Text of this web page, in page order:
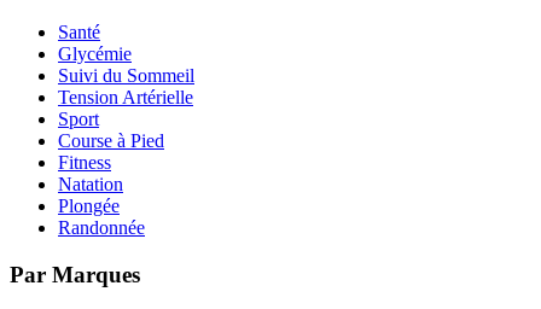
Santé
Glycémie
Suivi du Sommeil
Tension Artérielle
Sport
Course à Pied
Fitness
Natation
Plongée
Randonnée
Par Marques